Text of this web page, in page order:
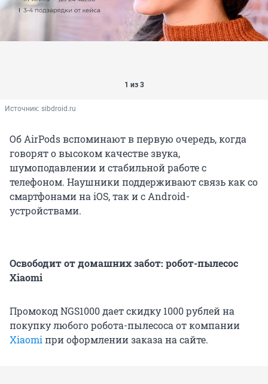
1 из 3
Источник: sibdroid.ru
Об AirPods вспоминают в первую очередь, когда
говорят о высоком качестве звука,
шумоподавлении и стабильной работе с
телефоном. Наушники поддерживают связь как со
смартфонами на iOS, так и с Android-
устройствами.
Освободит от домашних забот: робот-пылесос
Xiaomi
Промокод NGS1000 дает скидку 1000 рублей на
покупку любого робота-пылесоса от компании
Xiaomi при оформлении заказа на сайте.